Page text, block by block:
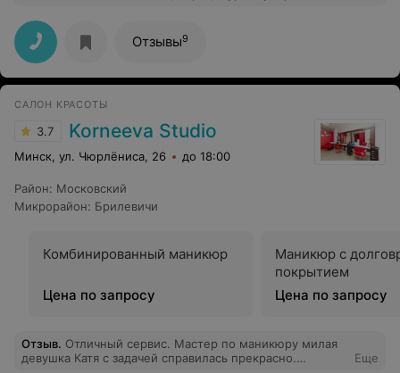
постоянный клиент этого салона! А самое
главное:очень сладкие цены) Спасибо вам!
Отзывы9
САЛОН КРАСОТЫ
3.7 Korneeva Studio
Минск, ул. Чюрлёниса, 26 до 18:00
Район: Московский
Микрорайон: Брилевичи
Комбинированный маникюр
Цена по запросу
Маникюр с
покрытием
Цена по запросу
Отзыв. Отличный сервис. Мастер по маникюру милая
девушка Катя с задачей справилась прекрасно.
Еще